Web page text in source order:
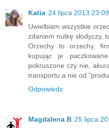
Katia 24 lipca 2013 23:09
Uwielbiam wszystkie
zdaniem nutkę słodyczy,
Orzechy to orzechy,
kupując je
pokruszone czy nie,
transportu a nie od
Odpowiedz
Magdalena B 25 lipca